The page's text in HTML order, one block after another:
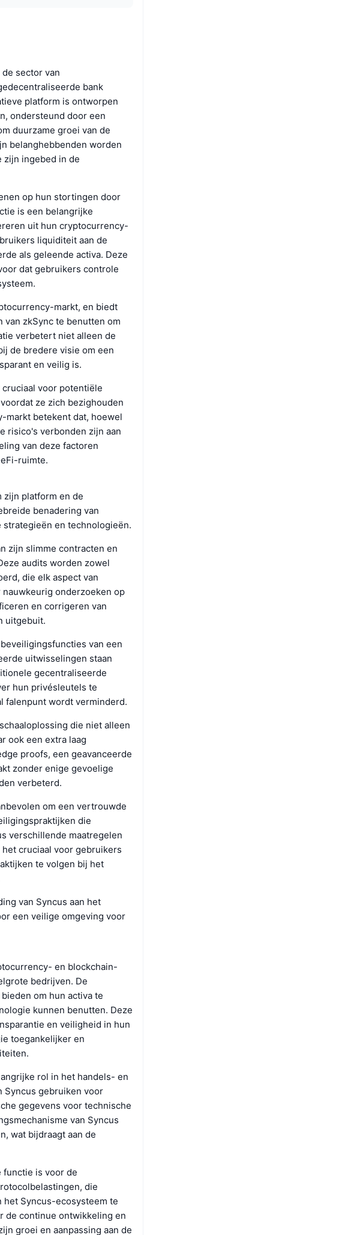
sector van
bank
platform is ontworpen
ondersteund door een
duurzame groei van de
belanghebbenden worden
zijn ingebed in de
op hun stortingen door
is een belangrijke
uit hun cryptocurrency-
liquiditeit aan de
als geleende activa. Deze
dat gebruikers controle
markt, en biedt
zkSync te benutten om
verbetert niet alleen de
de bredere visie om een
en veilig is.
voor potentiële
ze zich bezighouden
markt betekent dat, hoewel
risico's verbonden zijn aan
van deze factoren
ruimte.
zijn platform en de
benadering van
en technologieën.
zijn slimme contracten en
audits worden zowel
die elk aspect van
onderzoeken op
en corrigeren van
uitgebuit.
van een
uitwisselingen staan
gecentraliseerde
hun privésleutels te
falenpunt wordt verminderd.
die niet alleen
ook een extra laag
proofs, een geavanceerde
zonder enige gevoelige
verbeterd.
om een vertrouwde
die
verschillende maatregelen
cruciaal voor gebruikers
te volgen bij het
van Syncus aan het
een veilige omgeving voor
en blockchain-
bedrijven. De
om hun activa te
kunnen benutten. Deze
en veiligheid in hun
toegankelijker en
rol in het handels- en
Syncus gebruiken voor
gegevens voor technische
van Syncus
wat bijdraagt aan de
functie is voor de
die
Syncus-ecosysteem te
de continue ontwikkeling en
groei en aanpassing aan de